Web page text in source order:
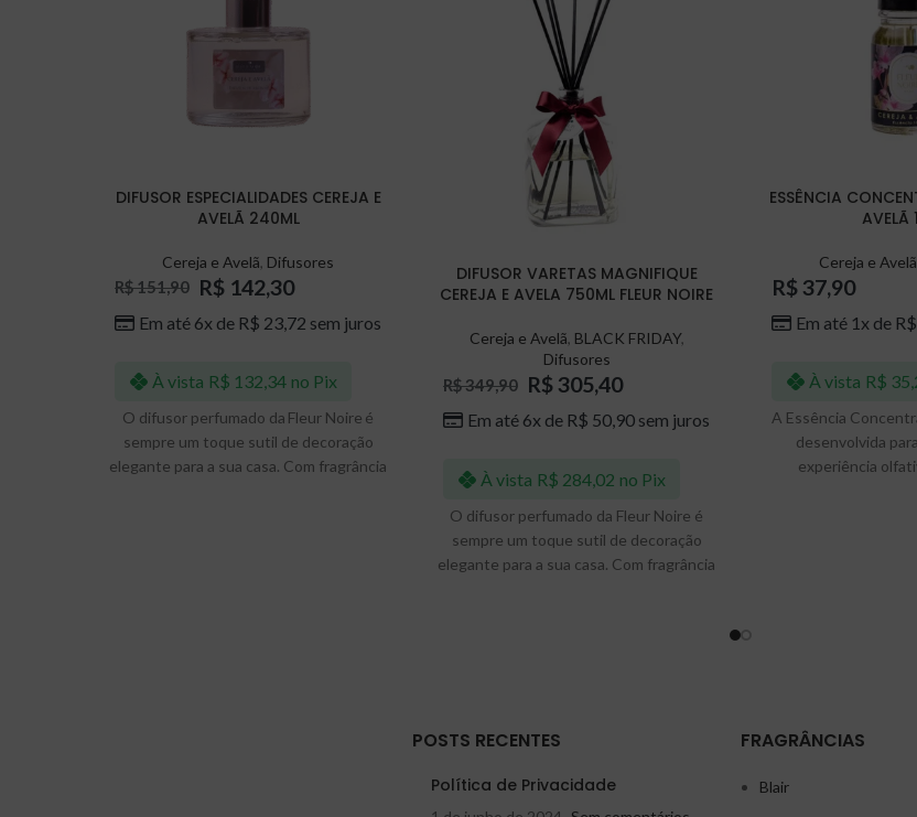
DIFUSOR ESPECIALIDADES CEREJA E
AVELÃ 240ML
Cereja e Avelã, Difusores
R$151,90 R$ 142,30
Em até 6x de R$ 23,72 sem juros
À vista R$ 132,34 no Pix
O difusor perfumado da Fleur Noire é
sempre um toque sutil de decoração
elegante para a sua casa. Com fragrância
DIFUSOR VARETAS MAGNIFIQUE
CEREJA E AVELA 750ML FLEUR NOIRE
Cereja e Avelã, BLACK FRIDAY,
Difusores
R$349,90 R$ 305,40
Em até 6x de R$ 50,90 sem juros
À vista R$ 284,02 no Pix
O difusor perfumado da Fleur Noire é
sempre um toque sutil de decoração
elegante para a sua casa. Com fragrância
Podendo ser utilizado para perfumar seus
para isso deixe o difusor com as varetas
ESSÊNCIA
AVELÃ
Cereja e Avelã
R$ 37,90
Em até 1x de R$
À vista R$
A Essência
desenvolvida
experiência
POSTS RECENTES
Política de Privacidade
FRAGRÂNCIAS
Blair